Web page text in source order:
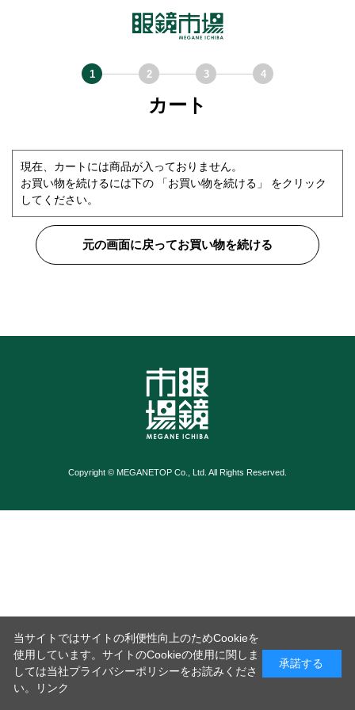
カート
現在、カートには商品が入っておりません。
お買い物を続けるには下の 「お買い物を続ける」 をクリック
してください。
元の画面に戻ってお買い物を続ける
Copyright © MEGANETOP Co., Ltd. All Rights Reserved.
当サイトではサイトの利便性向上のためCookieを
使用しています。サイトのCookieの使用に関しま
しては当社プライバシーポリシーをお読みくださ
い。
リンク
承諾する